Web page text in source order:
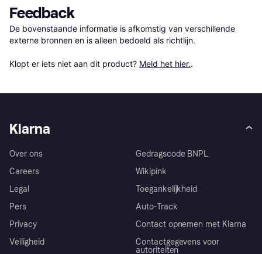
Feedback
De bovenstaande informatie is afkomstig van verschillende
externe bronnen en is alleen bedoeld als richtlijn.
Klopt er iets niet aan dit product? Meld het hier..
Klarna
Over ons
Careers
Legal
Pers
Privacy
Veiligheid
Gedragscode BNPL
Wikipink
Toegankelijkheid
Auto-Track
Contact opnemen met Klarna
Contactgegevens voor
autoriteiten